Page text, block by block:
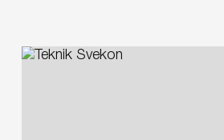
Kommunikationsutrustning